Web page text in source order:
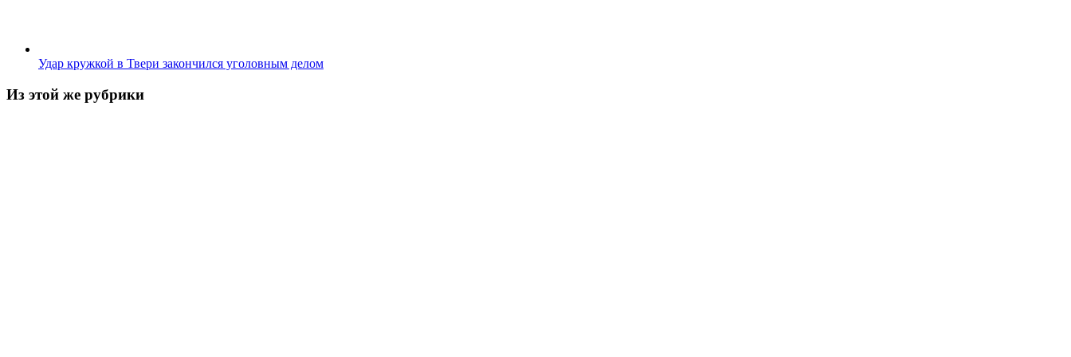
Удар кружкой в Твери закончился уголовным делом
Из этой же рубрики